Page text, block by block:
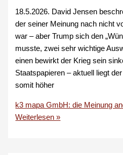
18.5.2026. David Jensen
der seiner Meinung nach nicht
war – aber Trump sich den
musste, zwei sehr wichtige
einen bewirkt der Krieg sein
Staatspapieren – aktuell liegt
somit höher
k3 mapa GmbH: die Meinung
Weiterlesen »